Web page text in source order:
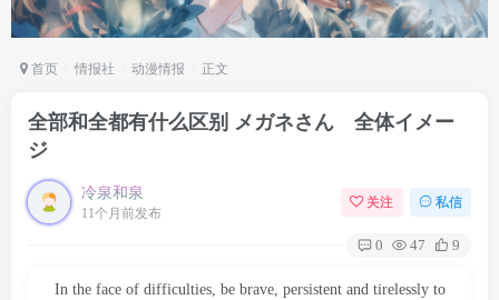
首页 情报社 动漫情报 正文
全部和全都有什么区别 メガネさん 全体イメー
ジ
冷泉和泉
11个月前发布
关注 私信
0 47 9
In the face of difficulties, be brave, persistent and tirelessly to